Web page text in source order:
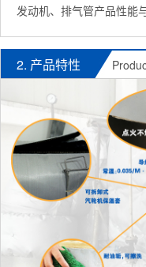
发动机、排气管产品性能
2. 产品特性